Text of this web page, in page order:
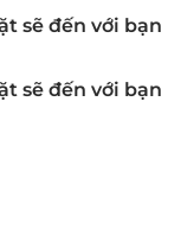
sẽ đến với bạn
sẽ đến với bạn